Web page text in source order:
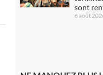
sont
6 août